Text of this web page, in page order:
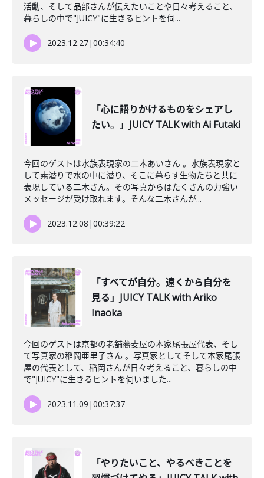
活動、そして品部さんが伝えたいことや日々考えること、
暮らしの中で"JUICY"に生きるヒントを伺...
2023.12.27|00:34:40
「心に語りかけるものをシェアし
たい。」JUICY TALK with Ai Futaki
今回のゲストは水族表現家の二木あいさん 。水族表現家と
して素潜りで水の中に潜り、そこに暮らす生物たちと共に
表現している二木さん。その写真からはたくさんの力強い
メッセージが受け取れます。そんな二木さんが...
2023.12.08 |00:39:22
「すべてが自分。遠くから自分を
見る」JUICY TALK with Ariko
Inaoka
今回のゲストは京都の老舗蕎麦屋の本家尾張屋代表、そし
て写真家の稲岡亜里子さん 。写真家としてそして本家尾張
屋の代表として、稲岡さんが日々考えること、暮らしの中
で"JUICY"に生きるヒントを伺いました...
2023.11.09 |00:37:37
「やりたいこと、やるべきことを